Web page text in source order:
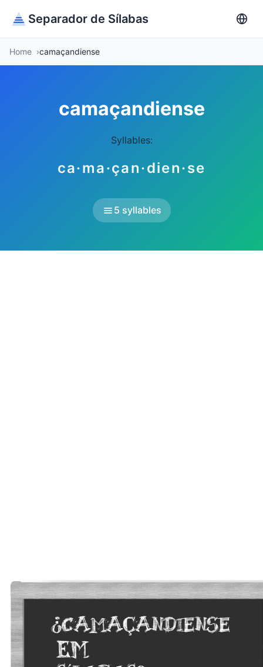
Separador de Sílabas
Home camaçandiense
camaçandiense
Syllables:
ca·ma·çan·dien·se
5 syllables